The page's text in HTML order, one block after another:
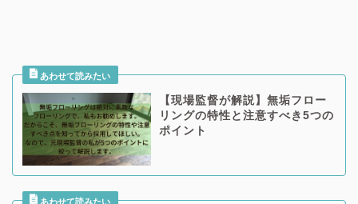
【現場監督が解説】無垢フロー
リングの特性と注意すべき5つの
ポイント